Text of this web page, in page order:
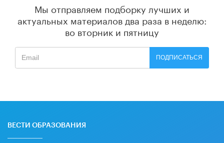
Мы отправляем подборку лучших и
актуальных материалов два раза в неделю:
во вторник и пятницу
ПОДПИСАТЬСЯ
ВЕСТИ ОБРАЗОВАНИЯ